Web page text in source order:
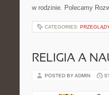
w rodzinie. Polecamy
CATEGORIES:
RELIGIA A
POSTED BY ADMIN